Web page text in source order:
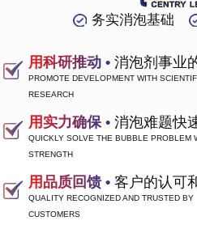
务实消泡基础
用科研推动 • 消泡剂事业
PROMOTE DEVELOPMENT WITH
RESEARCH
用实力确保 • 消泡难题快
QUICKLY SOLVE THE BUBBLE PROBLEM
STRENGTH
用品质回馈 • 客户的认可
QUALITY RECOGNIZED AND TRUSTED BY
CUSTOMERS